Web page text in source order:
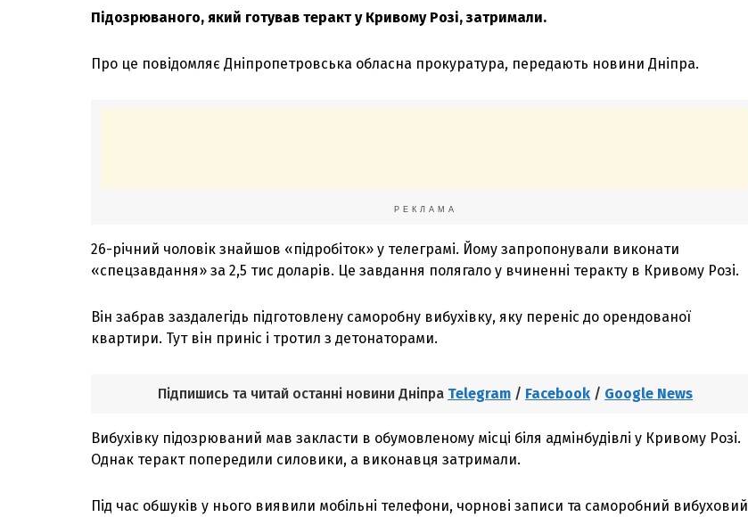
Підозрюваного, який готував теракт у Кривому Розі, затримали.
Про це повідомляє Дніпропетровська обласна прокуратура, передають новини Дніпра.
РЕКЛАМА
26-річний чоловік знайшов «підробіток» у телеграмі. Йому запропонували виконати
«спецзавдання» за 2,5 тис доларів. Це завдання полягало у вчиненні теракту в Кривому Розі.
Він забрав заздалегідь підготовлену саморобну вибухівку, яку переніс до орендованої
квартири. Тут він приніс і тротил з детонаторами.
Підпишись та читай останні новини Дніпра Telegram / Facebook / Google News
Вибухівку підозрюваний мав закласти в обумовленому місці біля адмінбудівлі у Кривому Розі.
Однак теракт попередили силовики, а виконавця затримали.
Під час обшуків у нього виявили мобільні телефони, чорнові записи та саморобний вибуховий